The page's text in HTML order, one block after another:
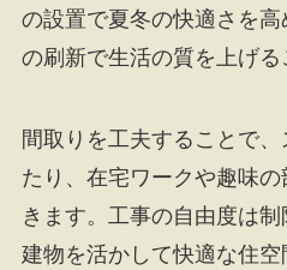
の設置で夏冬の快適さを
の刷新で生活の質を上げる
間取りを工夫することで
たり、在宅ワークや趣味
きます。工事の自由度は
建物を活かして快適な住